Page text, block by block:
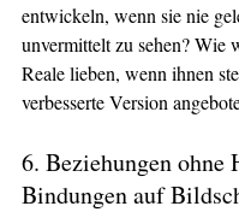
entwickeln, wenn sie nie
unvermittelt zu sehen? Wie
Reale lieben, wenn ihnen
verbesserte Version
6. Beziehungen ohne
Bindungen auf